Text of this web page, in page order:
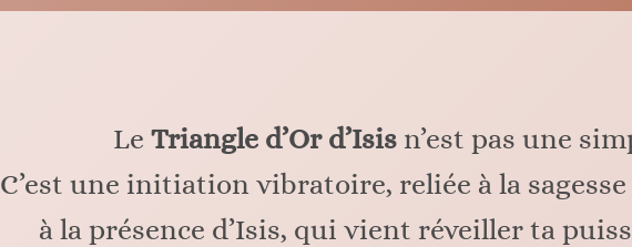
Le Triangle d’Or d’Isisn’est pas une
C’est une initiation vibratoire, reliée à la
à la présence d’Isis, qui vient réveiller ta